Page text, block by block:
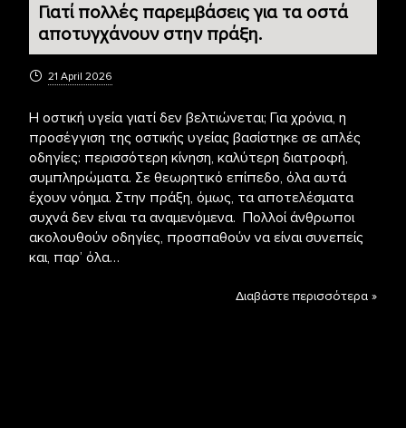
Γιατί πολλές παρεμβάσεις για τα οστά
αποτυγχάνουν στην πράξη.
21 April 2026
Η οστική υγεία γιατί δεν βελτιώνεται; Για χρόνια, η
προσέγγιση της οστικής υγείας βασίστηκε σε απλές
οδηγίες: περισσότερη κίνηση, καλύτερη διατροφή,
συμπληρώματα. Σε θεωρητικό επίπεδο, όλα αυτά
έχουν νόημα. Στην πράξη, όμως, τα αποτελέσματα
συχνά δεν είναι τα αναμενόμενα. Πολλοί άνθρωποι
ακολουθούν οδηγίες, προσπαθούν να είναι συνεπείς
και, παρ’ όλα…
Διαβάστε περισσότερα »